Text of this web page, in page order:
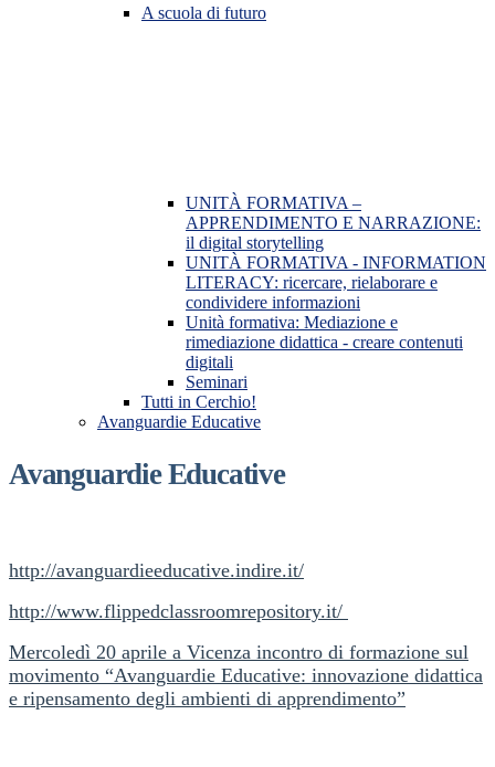
A scuola di futuro
UNITÀ FORMATIVA –
APPRENDIMENTO E NARRAZIONE:
il digital storytelling
UNITÀ FORMATIVA - INFORMATION
LITERACY: ricercare, rielaborare e
condividere informazioni
Unità formativa: Mediazione e
rimediazione didattica - creare contenuti
digitali
Seminari
Tutti in Cerchio!
Avanguardie Educative
Avanguardie Educative
http://avanguardieeducative.indire.it/
http://www.flippedclassroomrepository.it/
Mercoledì 20 aprile a Vicenza incontro di formazione sul
movimento “Avanguardie Educative: innovazione didattica
e ripensamento degli ambienti di apprendimento”